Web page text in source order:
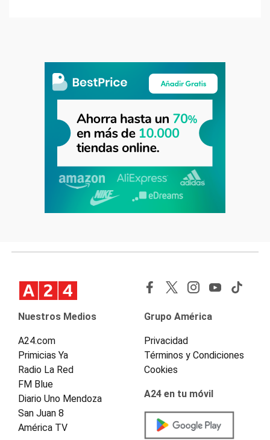
Nuestros Medios
A24.com
Primicias Ya
Radio La Red
FM Blue
Diario Uno Mendoza
San Juan 8
América TV
Grupo América
Privacidad
Términos y Condiciones
Cookies
A24 en tu móvil